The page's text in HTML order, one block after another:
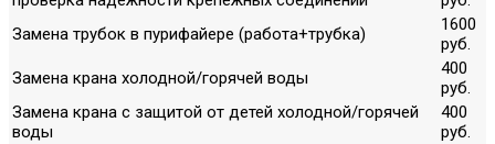
Замена трубок в пурифайере (работа+трубка)
1600
руб.
Замена крана холодной/горячей воды
400
руб.
Замена крана с защитой от детей холодной/горячей
воды
400
руб.